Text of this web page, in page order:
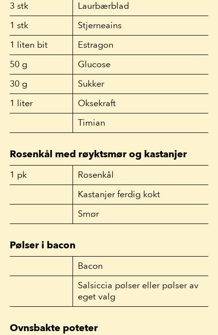
3 stk
Laurbærblad
1 stk
Stjerneains
1 liten bit
Estragon
50 g
Glucose
30 g
Sukker
1 liter
Oksekraft
Timian
Rosenkål med røyktsmør og kastanjer
1 pk
Rosenkål
Kastanjer ferdig kokt
Smør
Pølser i bacon
Bacon
Salsiccia pølser eller pølser av
eget valg
Ovnsbakte poteter